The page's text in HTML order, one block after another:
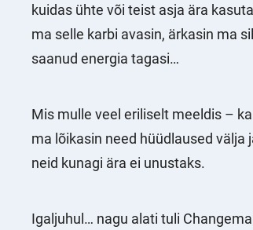
kuidas ühte või teist asja ära
ma selle karbi avasin, ärkasin ma
saanud energia tagasi…
Mis mulle veel eriliselt meeldis –
ma lõikasin need hüüdlaused välja
neid kunagi ära ei unustaks.
Igaljuhul… nagu alati tuli